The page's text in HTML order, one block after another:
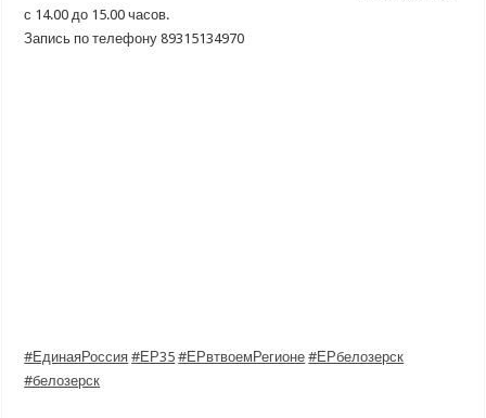
с 14.00 до 15.00 часов.
Запись по телефону 89315134970
#ЕдинаяРоссия #ЕР35 #ЕРвтвоемРегионе #ЕРбелозерск
#белозерск